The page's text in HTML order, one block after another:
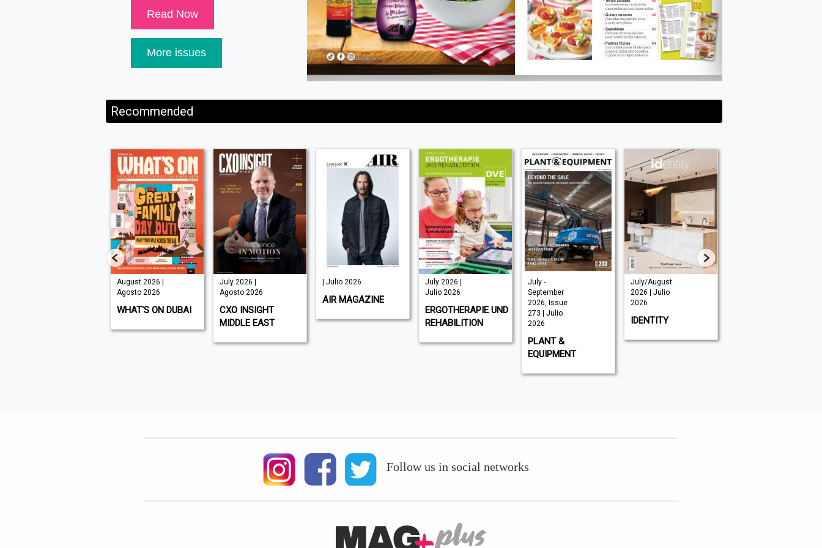
Read Now
More issues
Recommended
August 2026 |
Agosto 2026
WHAT'S ON DUBAI
July 2026 |
Agosto 2026
CXO INSIGHT
MIDDLE EAST
| Julio 2026
AIR MAGAZINE
July 2026 |
Julio 2026
ERGOTHERAPIE UND
REHABILITION
July -
September
2026, Issue
273 | Julio
2026
PLANT &
EQUIPMENT
July/August
2026 | Julio
2026
IDENTITY
Follow us in social networks